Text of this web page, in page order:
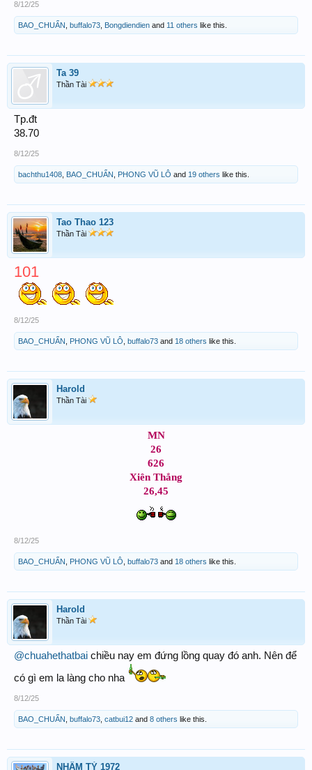
8/12/25
BAO_CHUẨN buffalo73 Bongdiendien and 11 others like this.
Ta 39
Thần Tài
Tp.đt
38.70
8/12/25
bachthu1408 BAO_CHUẨN PHONG VŨ LÔ and 19 others like this.
Tao Thao 123
Thần Tài
101
8/12/25
BAO_CHUẨN PHONG VŨ LÔ buffalo73 and 18 others like this.
Harold
Thần Tài
MN
26
626
Xiên Thẳng
26,45
8/12/25
BAO_CHUẨN PHONG VŨ LÔ buffalo73 and 18 others like this.
Harold
Thần Tài
@chuahethatbai chiều nay em đứng lồng quay đó anh. Nên để
có gì em la làng cho nha
8/12/25
BAO_CHUẨN buffalo73 catbui12 and 8 others like this.
NHÂM TÝ 1972